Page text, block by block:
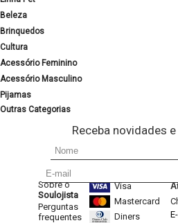
Beleza
Brinquedos
Cultura
Acessório Feminino
Acessório Masculino
Pijamas
Outras Categorias
Receba novidades
Sobre o
Soulojista
Perguntas
frequentes
Visa
Mastercard
Diners